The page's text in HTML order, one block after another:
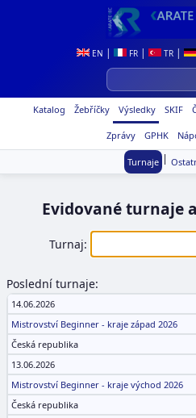
EN | FR | TR |
Katalog Žebříčky Výsledky SKIF
Zprávy GPHK
Turnaje |
Evidované turnaje
Turnaj:
Poslední turnaje:
14.06.2026
Mistrovství Beginner - kraje západ 2026
Česká republika
13.06.2026
Mistrovství Beginner - kraje východ 2026
Česká republika